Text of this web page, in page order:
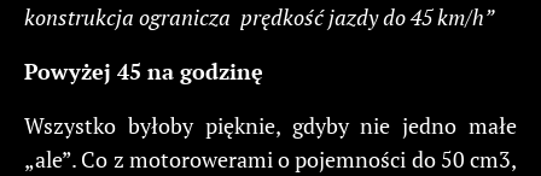
konstrukcja ogranicza prędkośćjazdydo45km/h”
Powyżej 45 na godzinę
Wszystko byłoby pięknie, gdyby nie jedno małe
„ale”. Co z motorowerami o pojemności do 50 cm3,